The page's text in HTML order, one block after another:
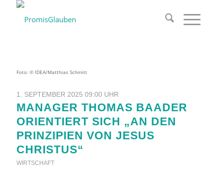
Foto: © IDEA/Matthias Schmitt
1. SEPTEMBER 2025 09:00 UHR
MANAGER THOMAS BAADER
ORIENTIERT SICH „AN DEN
PRINZIPIEN VON JESUS
CHRISTUS“
WIRTSCHAFT